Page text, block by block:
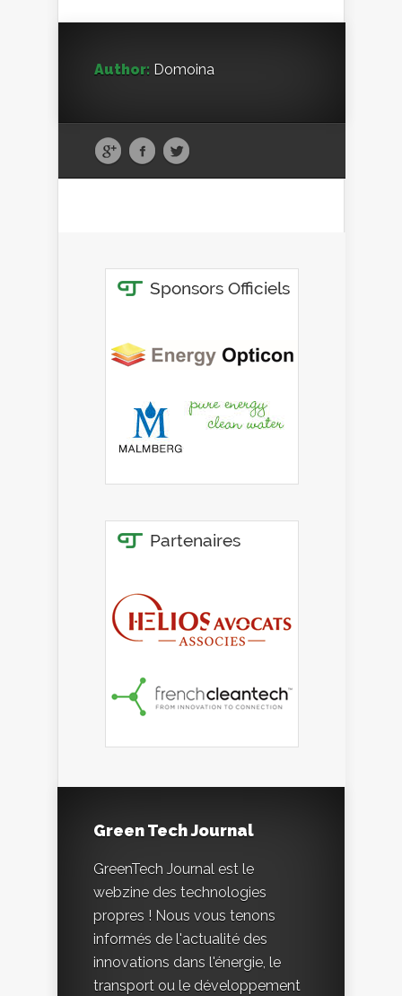
Author: Domoina
Green Tech Journal
GreenTech Journal est le
webzine des technologies
propres ! Nous vous tenons
informés de l'actualité des
innovations dans l'énergie, le
transport ou le développement